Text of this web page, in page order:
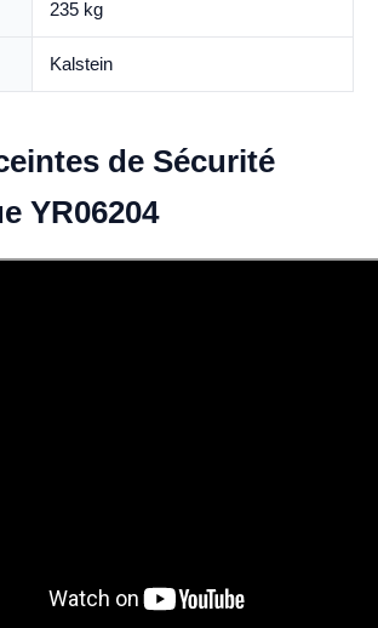
235 kg
Kalstein
de Sécurité
YR06204